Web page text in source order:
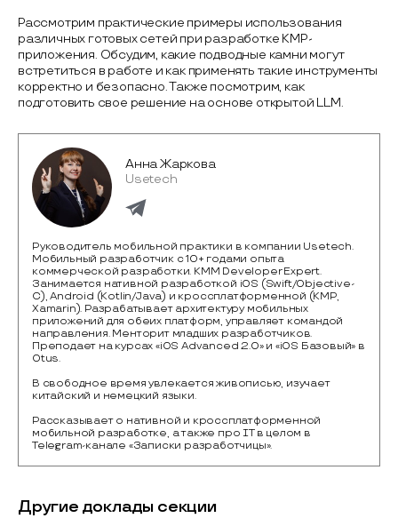
Рассмотрим практические примеры использования
различных готовых сетей при разработке KMP-
приложения. Обсудим, какие подводные камни могут
встретиться в работе и как применять такие инструменты
корректно и безопасно. Также посмотрим, как
подготовить свое решение на основе открытой LLM.
Анна Жаркова
Usetech
Руководитель мобильной практики в компании Usetech.
Мобильный разработчик с 10+ годами опыта
коммерческой разработки. KMM Developer Expert.
Занимается нативной разработкой iOS (Swift/Objective-
С), Android (Kotlin/Java) и кроссплатформенной (KMP,
Xamarin). Разрабатывает архитектуру мобильных
приложений для обеих платформ, управляет командой
направления. Менторит младших разработчиков.
Преподает на курсах «iOS Advanced 2.0» и «iOS Базовый» в
Otus.
В свободное время увлекается живописью, изучает
китайский и немецкий языки.
Рассказывает о нативной и кроссплатформенной
мобильной разработке, а также про IT в целом в
Telegram-канале «Записки разработчицы».
Другие доклады секции